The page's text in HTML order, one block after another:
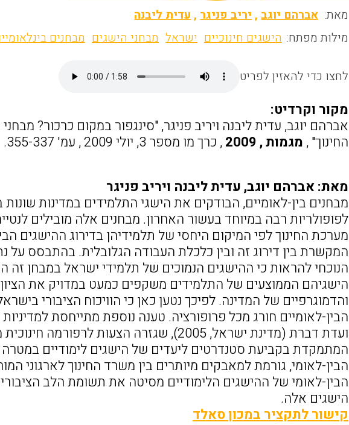
מאת: אברהם יוגב,יריב פניגר,עדית ליבנה
מילות מפתח: הישגים חינוכיים ישראל מבחני הישגים מבחנים
לחצו כדי להאזין לפריט
מקור וקרדיט:
אברהם יוגב, עדית ליבנה ויריב פניגר, "סינגפור במקום כרכור?
החינוך" , מגמות , 2009 , כרך מו מספר 3, יולי 2009 , עמ' 355-337.
מאת: אברהם יוגב, עדית ליבנה ויריב פניגר
מבחנים בין-לאומיים, הבודקים את הישגי התלמידים במדינות
לפופולריות רבה במיוחד בעשור האחרון. מבחנים אלה מובילים
מערכת החינוך לפי המיקום היחסי של תלמידיהן בדירוג ההישגים
הנוכחי להראות כי ההישגים הנמוכים של תלמידי ישראל במבחן
הישגיהם הממוצעים של התלמידים משקפים כמעט במדויק את
והדמוגרפיים של המדינה. לפיכך נטען כאן כי הוויכוח הציבורי
הבין-לאומיים חורג מכל פרופורציה. טענה נוספת מתייחסת
ועדת דברת (מדינת ישראל, 2005), שגזרה הצעות
המתמקדת בקביעת סטנדרטים ליעדים של הישגים לימודיים
הבין-לאומי, גורמת למאבקים מיותרים בין משרד החינוך לארגוני
הבין-לאומי של ההישגים הלימודיים מסיטה את תשומת הלב
הישגים אלה.
קישור לתקציר במכון סאלד